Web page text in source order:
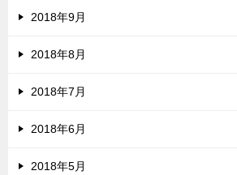
2018年9月
2018年8月
2018年7月
2018年6月
2018年5月